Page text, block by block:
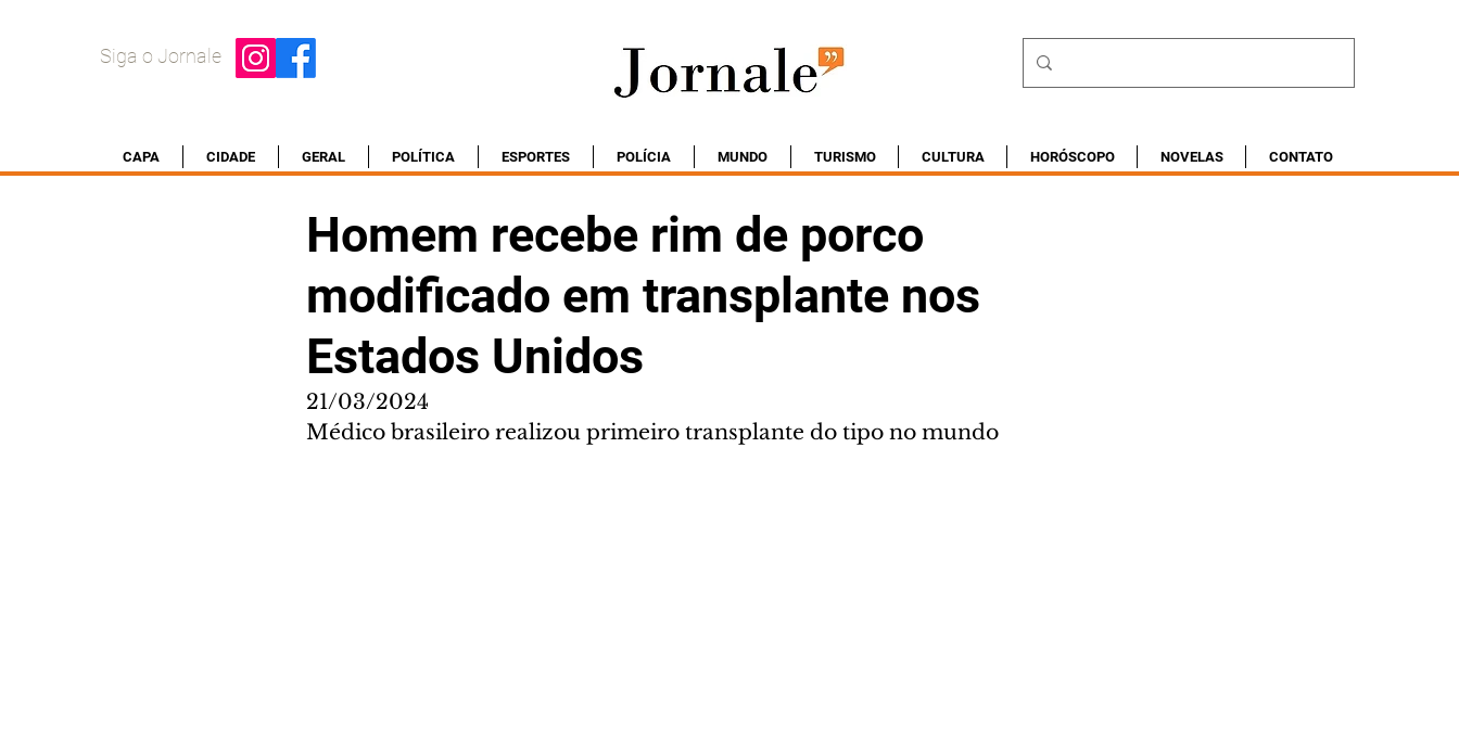
Siga o Jornale
CAPA CIDADE GERAL POLÍTICA ESPORTES POLÍCIA MUNDO TURISMO CULTURA HORÓSCOPO NOVELAS CONTATO
Homem recebe rim de porco
modificado em transplante nos
Estados Unidos
21/03/2024
Médico brasileiro realizou primeiro transplante do tipo no mundo